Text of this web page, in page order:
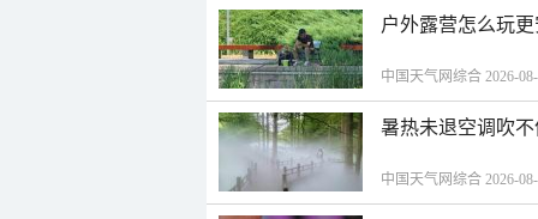
户外露营怎么玩
中国天气网综合 2026-
暑热未退空调吹
中国天气网综合 2026-